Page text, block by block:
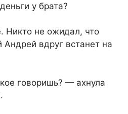
у брата?
Никто не ожидал, что
Андрей вдруг встанет на
говоришь? — ахнула